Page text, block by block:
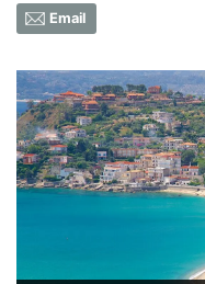
Email